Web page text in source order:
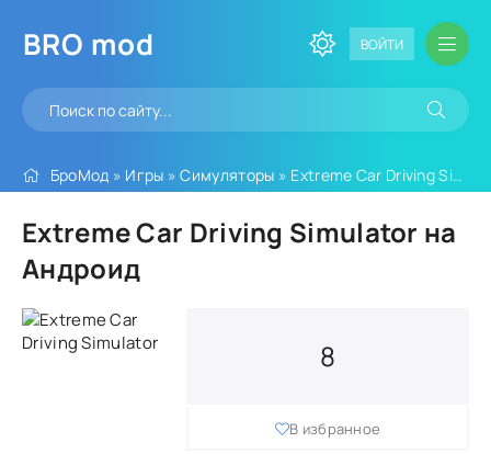
BRO mod ВОЙТИ
БроМод » Игры »Симуляторы » Extreme Car Driving Simulator
Extreme Car Driving Simulator на
Андроид
8
В избранное